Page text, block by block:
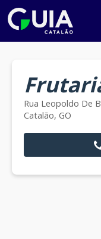
Rua Leopoldo De
Catalão, GO